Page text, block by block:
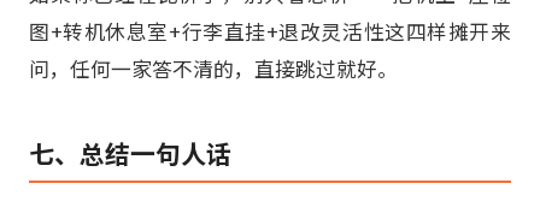
图+转机休息室+行李直挂+退改灵活性这四样摊开来
问，任何一家答不清的，直接跳过就好。
七、总结一句人话